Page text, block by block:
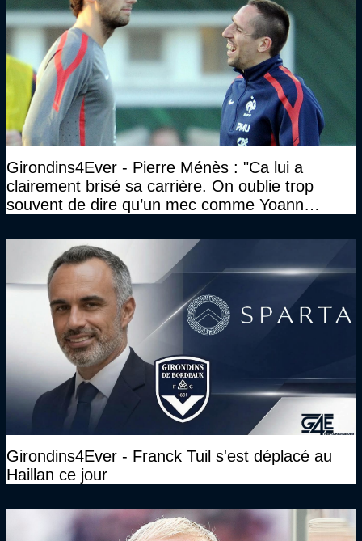
Girondins4Ever - Pierre Ménès : "Ca lui a
clairement brisé sa carrière. On oublie trop
souvent de dire qu’un mec comme Yoann
Girondins4Ever - Franck Tuil s'est déplacé au
Haillan ce jour